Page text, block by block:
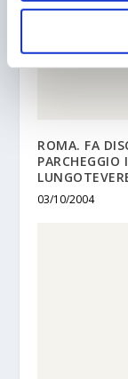
ROMA. FA
03/10/2004